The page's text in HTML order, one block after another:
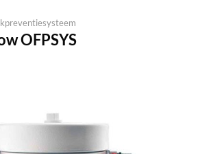
OFPSYS